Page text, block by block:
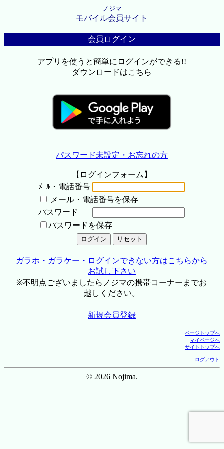
ノジマ
モバイル会員サイト
会員ログイン
アプリを使うと簡単にログインができる!!
ダウンロードはこちら
パスワード未設定・お忘れの方
【ログインフォーム】
ﾒｰﾙ・電話番号
メール・電話番号を保存
パスワード
パスワードを保存
ガラホ・ガラケー・ログインできない方はこちらから
お試し下さい
※不明点ございましたらノジマの携帯コーナーまでお
越しください。
新規会員登録
ページトップへ
マイページへ
サイトトップへ
ログアウト
© 2026 Nojima.